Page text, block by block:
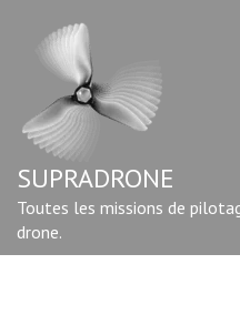
contenu
Entrée)
SUPRADRONE
Toutes les missions de
drone.